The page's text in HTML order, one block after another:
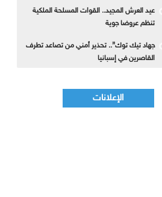
عيد العرش المجيد.. القوات المسلحة الملكية
تنظم عروضا جوية
جهاد تيك توك”.. تحذير أمني من تصاعد تطرف
القاصرين في إسبانيا
الإعلانات